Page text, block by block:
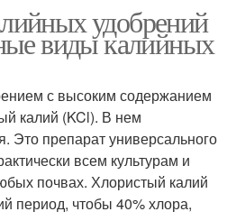
удобрений
виды калийных
с высоким содержанием
калий (KCl). В нем
Это препарат универсального
всем культурам и
почвах. Хлористый калий
период, чтобы 40% хлора,